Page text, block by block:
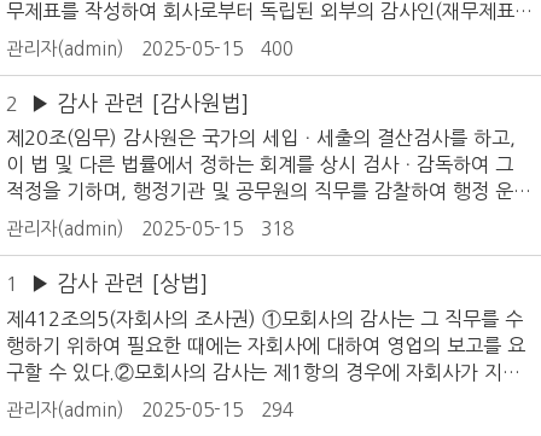
무제표를 작성하여 회사로부터 독립된 외부의 감사인(재무제표
및 연결재무제표의 감사인은 동일하여야 한다. 이하 같다)에 의한
회계감사를 받아야 한다.1. 주권상장법인 2. 해당 사업연도 또는
다음 사업연도 중에 주권상장법인이 되려는 회사 3. 그 밖에 직전
사업연도 말의 자산, 부채, 종업원수 또는 매출액 등 대통령령으
로 정하는 기준에 해당하는 회사. 다만, 해당 회사가 유한회사인
경우에는 본문의 요건 외에 사원 수, 유한회사로 조직변경 후 기
간 등을 고려하여 대통령령으로 정하는 기준에 해당하는 유한회
사에 한정한다. 시행령 제5조(외부감사의 대상) ① 법 제4조제1
는 매출액 등 대통령령으로 정하는 기준에 해당하는 회사”란 다음
관리자(admin) 2025-05-15 400
2 ▶ 감사 관련 [감사원법]
제20조(임무) 감사원은 국가의 세입ㆍ세출의 결산검사를 하고,
이 법 및 다른 법률에서 정하는 회계를 상시 검사ㆍ감독하여 그
적정을 기하며, 행정기관 및 공무원의 직무를 감찰하여 행정 운영
의 개선과 향상을 기한다. 제21조(결산의 확인) 감사원은 회계검
사의 결과에 따라 국가의 세입ㆍ세출의 결산을 확인한다. 제22조
(필요적 검사사항) ① 감사원은 다음 각 호의 사항을 검사한다.1.
국가의 회계2. 지방자치단체의 회계3. 한국은행의 회계와 국가
또는 지방자치단체가 자본금의 2분의 1 이상을 출자한 법인의 회
계4. 다른 법률에 따라 감사원의 회계검사를 받도록 규정된 단체
등의 회계② 제1항과 제23조에 따른 회계검사에는 수입과 지출,
재산(물품ㆍ유가증권ㆍ권리 등을 포함한다)의 취득ㆍ보관ㆍ관리
관리자(admin) 2025-05-15 318
1 ▶ 감사 관련 [상법]
제412조의5(자회사의 조사권) ①모회사의 감사는 그 직무를 수
행하기 위하여 필요한 때에는 자회사에 대하여 영업의 보고를 요
구할 수 있다.②모회사의 감사는 제1항의 경우에 자회사가 지체
없이 보고를 하지 아니할 때 또는 그 보고의 내용을 확인할 필요
가 있는 때에는 자회사의 업무와 재산상태를 조사할 수 있다.③자
관리자(admin) 2025-05-15 294